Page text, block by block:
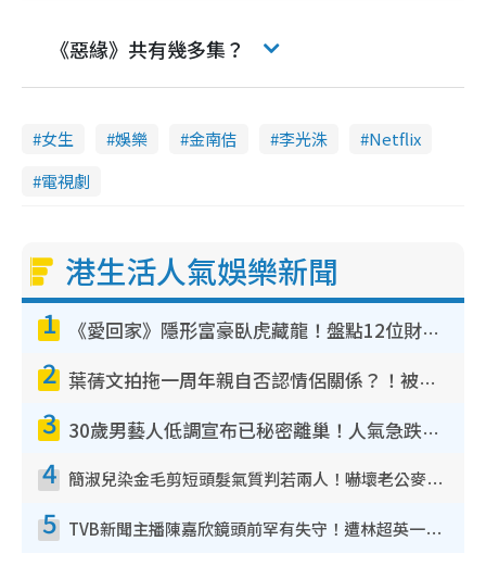
《惡緣》共有幾多集？
女生 娛樂 金南佶 李光洙
Netflix
電視劇
港生活人氣娛樂新聞
1 《愛回家》隱形富豪臥虎藏龍！盤點12位財氣逼人的有錢藝人：呢位靚女3億身家唔憂做
2 葉蒨文拍拖一周年親自否認情侶關係？！被質疑感情造假竟稱GM「普通同事」
3 30歲男藝人低調宣布已秘密離巢！人氣急跌變失蹤人口︰「這幾年過得並不容易」
4 簡淑兒染金毛剪短頭髮氣質判若兩人！嚇壞老公麥大力都認唔出：「你做咩事？」
5 TVB新聞主播陳嘉欣鏡頭前罕有失守！遭林超英一句說話突襲嚇親當場大笑